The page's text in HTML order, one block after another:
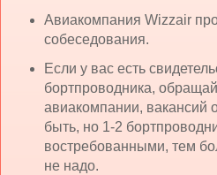
Авиакомпания Wizzair
собеседования.
Если у вас есть
бортпроводника,
авиакомпании, вакансий
быть, но 1-2
востребованными, тем
не надо.